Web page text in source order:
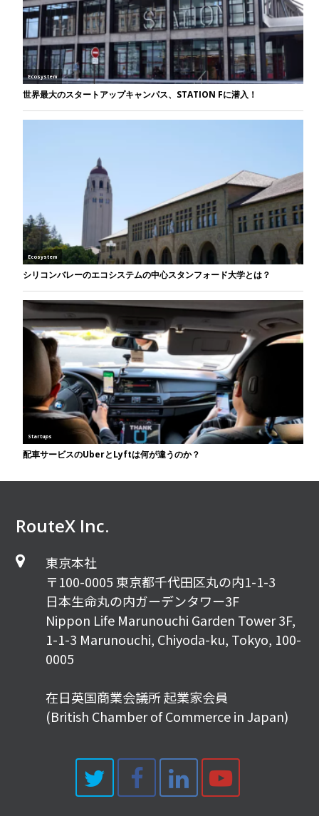
RouteX Inc.
東京本社
〒100-0005 東京都千代田区丸の内1-1-3
日本生命丸の内ガーデンタワー3F
Nippon Life Marunouchi Garden Tower 3F,
1-1-3 Marunouchi, Chiyoda-ku, Tokyo, 100-
0005
在日英国商業会議所 起業家会員
(British Chamber of Commerce in Japan)
Twitter
Facebook
LinkedIn